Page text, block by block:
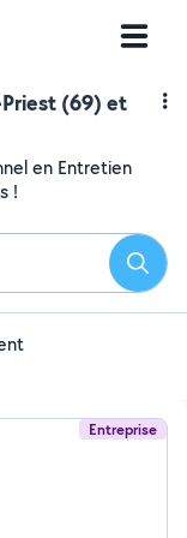
(69) et
en Entretien
!
Entreprise